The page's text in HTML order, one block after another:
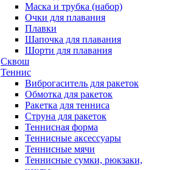
Маска и трубка (набор)
Очки для плавания
Плавки
Шапочка для плавания
Шорти для плавания
Сквош
Теннис
Виброгаситель для ракеток
Обмотка для ракеток
Ракетка для тенниса
Струна для ракеток
Теннисная форма
Теннисные аксессуары
Теннисные мячи
Теннисные сумки, рюкзаки,